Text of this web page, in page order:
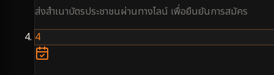
ส่งสำเนาบัตรประชาชนผ่านทางไลน์ เพื่อยืนยันการสมัคร
4